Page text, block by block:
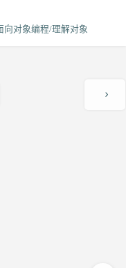
向对象编程 理解对象